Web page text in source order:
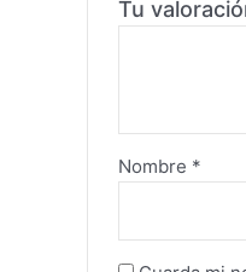
Tu
Nombre *